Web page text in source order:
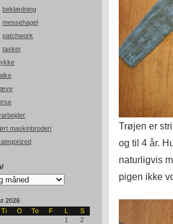
beklædning
messehagel
patchwork
tasker
maskinbroderi
2026
Ti O To F L
S
1
2
Trøjen er
og til 4 år.
naturligvis
pigen ikke